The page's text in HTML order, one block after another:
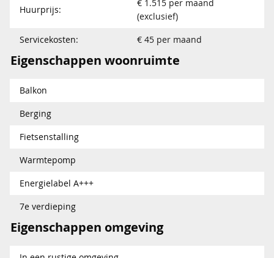
Huurprijs:
€ 1.515 per maand
(exclusief)
Servicekosten:
€ 45 per maand
Eigenschappen woonruimte
Balkon
Berging
Fietsenstalling
Warmtepomp
Energielabel A+++
7e verdieping
Eigenschappen omgeving